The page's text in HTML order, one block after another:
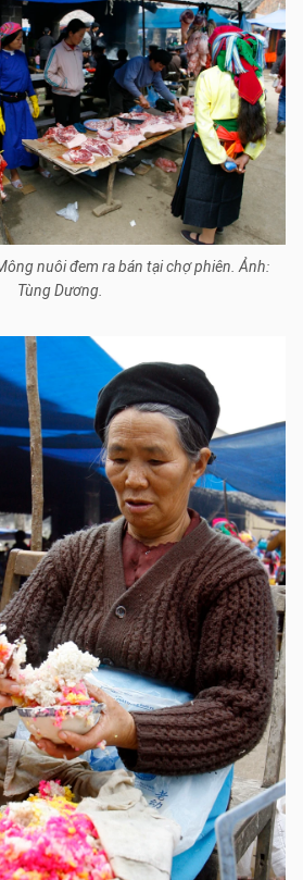
nuôi đem ra bán tại chợ phiên. Ảnh:
Tùng Dương.